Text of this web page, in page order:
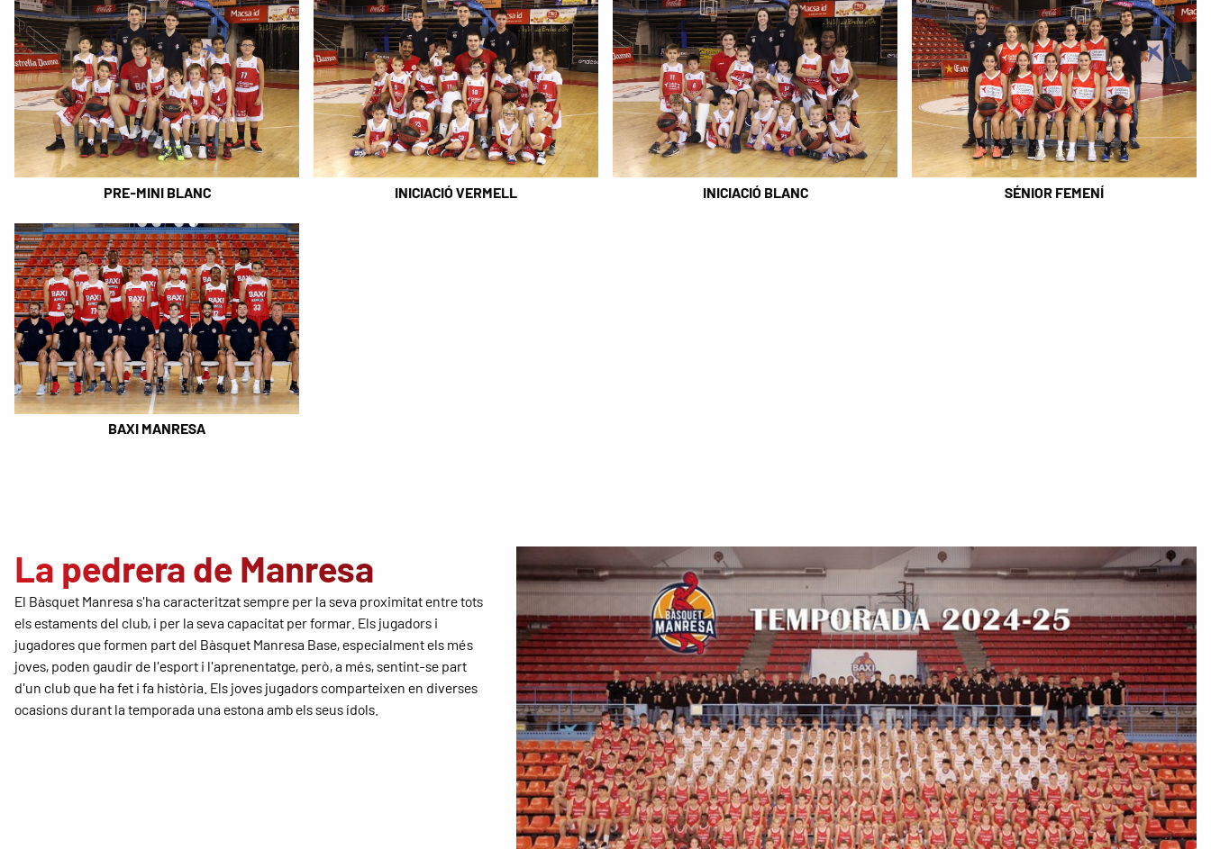
PRE-MINI BLANC INICIACIÓ VERMELL INICIACIÓ BLANC SÉNIOR FEMENÍ
BAXI MANRESA
La pedrera de Manresa
El Bàsquet Manresa s'ha caracteritzat sempre per la seva proximitat entre tots
els estaments del club, i per la seva capacitat per formar. Els jugadors i
jugadores que formen part del Bàsquet Manresa Base, especialment els més
joves, poden gaudir de l'esport i l'aprenentatge, però, a més, sentint-se part
d'un club que ha fet i fa història. Els joves jugadors comparteixen en diverses
ocasions durant la temporada una estona amb els seus ídols.